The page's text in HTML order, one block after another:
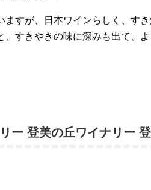
ますが、日本ワインらしく、す
、すきやきの味に深みも出て、
ー 登美の丘ワイナリー